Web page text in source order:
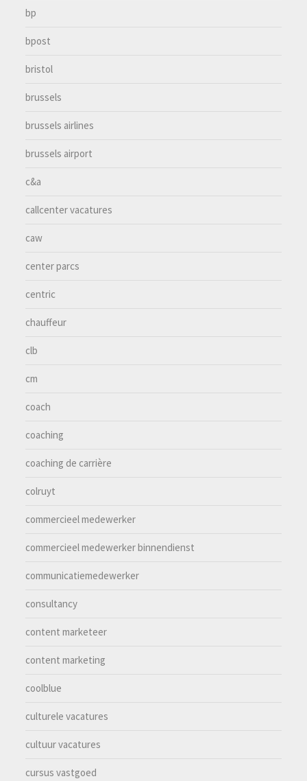
bp
bpost
bristol
brussels
brussels airlines
brussels airport
c&a
callcenter vacatures
caw
center parcs
centric
chauffeur
clb
cm
coach
coaching
coaching de carrière
colruyt
commercieel medewerker
commercieel medewerker binnendienst
communicatiemedewerker
consultancy
content marketeer
content marketing
coolblue
culturele vacatures
cultuur vacatures
cursus vastgoed